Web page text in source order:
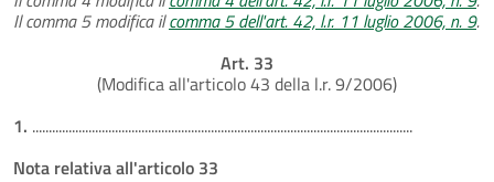
Il comma 5 modifica ilcomma 5 dell'art. 42, l.r. 11 luglio 2006, n. 9.
Art. 33
(Modifica all'articolo 43 della l.r. 9/2006)
1. ...................................................................................................................
Nota relativa all'articolo 33